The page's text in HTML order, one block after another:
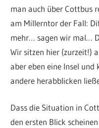
man auch über Cottbus
am Millerntor der Fall:
mehr­… sagen wir mal…
Wir sitzen hier (zurzeit!)
aber eben eine Insel und
andere herabblicken
Dass die Situation in
den ersten Blick